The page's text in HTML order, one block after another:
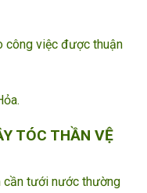
công việc được thuận
TÓC THẦN VỆ
cần tưới nước thường